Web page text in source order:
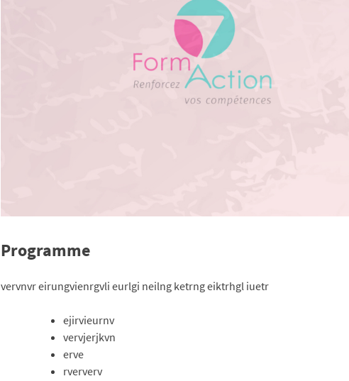
Programme
vervnvr eirungvienrgvli eurlgi neilng ketrng eiktrhgl iuetr
ejirvieurnv
vervjerjkvn
erve
rververv